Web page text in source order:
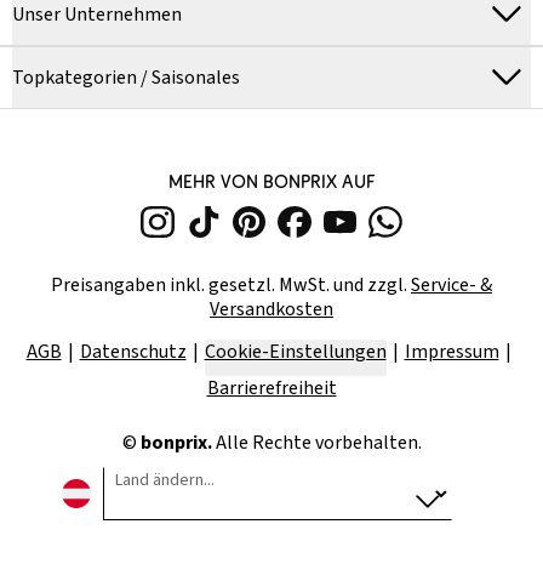
Unser Unternehmen
Topkategorien / Saisonales
MEHR VON BONPRIX AUF
Preisangaben inkl. gesetzl. MwSt. und zzgl.Service- &
Versandkosten
AGB
Datenschutz Cookie-Einstellungen
Impressum
Barrierefreiheit
© bonprix.Alle Rechte vorbehalten.
Land ändern...